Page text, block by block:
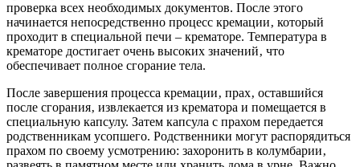
проверка всех необходимых документов. После этого
начинается непосредственно процесс кремации‚ который
проходит в специальной печи – крематоре. Температура в
крематоре достигает очень высоких значений‚ что
обеспечивает полное сгорание тела.
После завершения процесса кремации‚ прах‚ оставшийся
после сгорания‚ извлекается из крематора и помещается в
специальную капсулу. Затем капсула с прахом передается
родственникам усопшего. Родственники могут распорядиться
прахом по своему усмотрению: захоронить в колумбарии‚